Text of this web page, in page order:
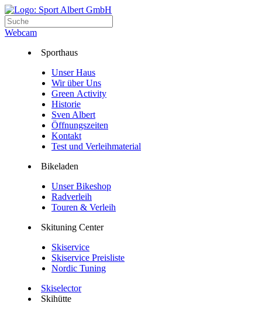
Webcam
Sporthaus
Unser Haus
Wir über Uns
Green Activity
Historie
Sven Albert
Öffnungszeiten
Kontakt
Test und Verleihmaterial
Bikeladen
Unser Bikeshop
Radverleih
Touren & Verleih
Skituning Center
Skiservice
Skiservice Preisliste
Nordic Tuning
Skiselector
Skihütte